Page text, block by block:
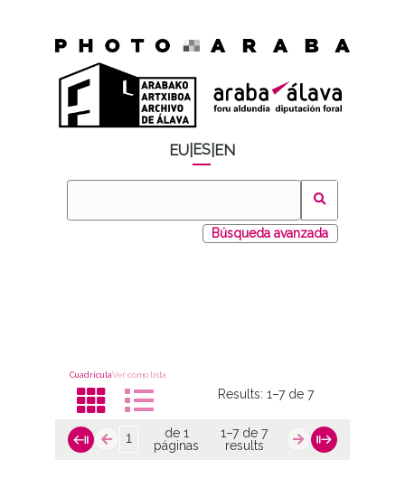
EU ES EN
Búsqueda avanzada
CuadrículaVer como lista
Results: 1–7 de 7
de 1
páginas
1–7 de 7
results